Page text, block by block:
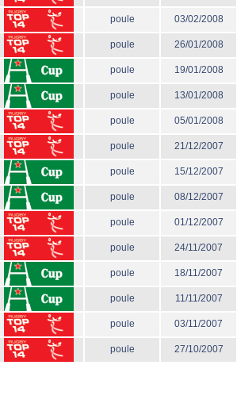
poule 03/02/2008
poule 26/01/2008
poule 19/01/2008
poule 13/01/2008
poule 05/01/2008
poule 21/12/2007
poule 15/12/2007
poule 08/12/2007
poule 01/12/2007
poule 24/11/2007
poule 18/11/2007
poule 11/11/2007
poule 03/11/2007
poule 27/10/2007